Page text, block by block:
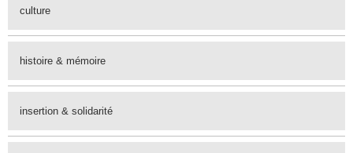
culture
histoire & mémoire
insertion & solidarité